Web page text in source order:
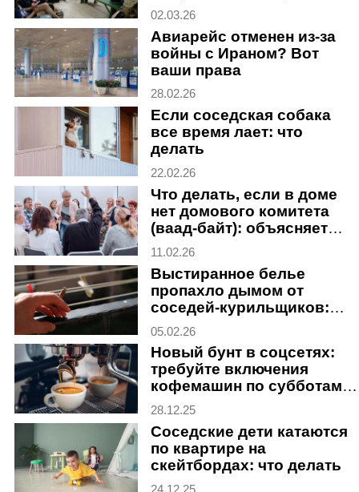
02.03.26
Авиарейс отменен из-за
войны с Ираном? Вот
ваши права
28.02.26
Если соседская собака
все время лает: что
делать
22.02.26
Что делать, если в доме
нет домового комитета
(ваад-байт): объясняет
адвокат
11.02.26
Выстиранное белье
пропахло дымом от
соседей-курильщиков:
что делать
05.02.26
Новый бунт в соцсетях:
требуйте включения
кофемашин по субботам в
отелях Израиля
28.12.25
Соседские дети катаются
по квартире на
скейтбордах: что делать
24.12.25